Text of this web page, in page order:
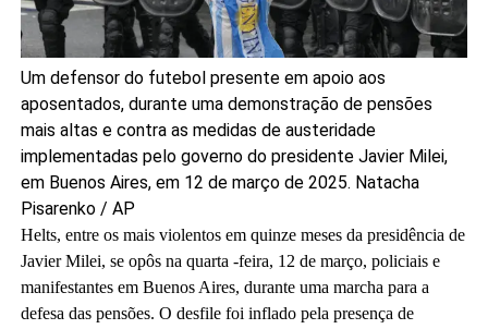
Um defensor do futebol presente em apoio aos
aposentados, durante uma demonstração de pensões
mais altas e contra as medidas de austeridade
implementadas pelo governo do presidente Javier Milei,
em Buenos Aires, em 12 de março de 2025. Natacha
Pisarenko / AP
Helts, entre os mais violentos em quinze meses da presidência de
Javier Milei, se opôs na quarta -feira, 12 de março, policiais e
manifestantes em Buenos Aires, durante uma marcha para a
defesa das pensões. O desfile foi inflado pela presença de